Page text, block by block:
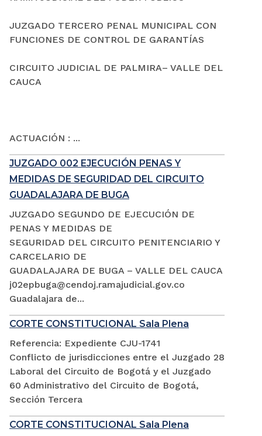
JUZGADO TERCERO PENAL MUNICIPAL CON
FUNCIONES DE CONTROL DE GARANTÍAS
CIRCUITO JUDICIAL DE PALMIRA– VALLE DEL
CAUCA
ACTUACIÓN : ...
JUZGADO 002 EJECUCIÓN PENAS Y
MEDIDAS DE SEGURIDAD DEL CIRCUITO
GUADALAJARA DE BUGA
JUZGADO SEGUNDO DE EJECUCIÓN DE
PENAS Y MEDIDAS DE
SEGURIDAD DEL CIRCUITO PENITENCIARIO Y
CARCELARIO DE
GUADALAJARA DE BUGA – VALLE DEL CAUCA
j02epbuga@cendoj.ramajudicial.gov.co
Guadalajara de...
CORTE CONSTITUCIONAL Sala Plena
Referencia: Expediente CJU-1741
Conflicto de jurisdicciones entre el Juzgado 28
Laboral del Circuito de Bogotá y el Juzgado
60 Administrativo del Circuito de Bogotá,
Sección Tercera
CORTE CONSTITUCIONAL Sala Plena